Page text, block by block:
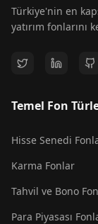
Türkiye'nin en
yatırım
Temel Fon
Hisse Senedi
Karma Fonlar
Tahvil ve Bono
Para Piyasası